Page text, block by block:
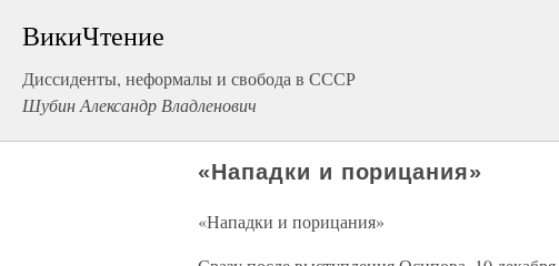
ВикиЧтение
Диссиденты, неформалы и свобода в СССР
Шубин Александр Владленович
«Нападки и порицания»
«Нападки и порицания»